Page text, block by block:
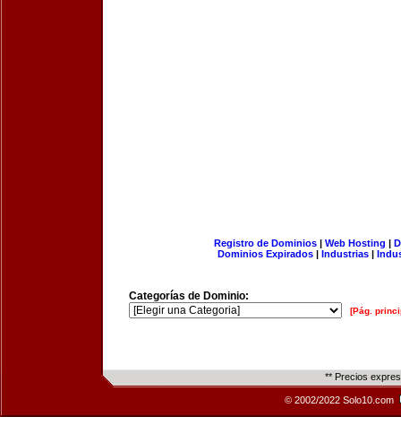
Registro de Dominios| Web Hosting |
Dominios Expirados | Industrias |
Categorías de Dominio:
[Pág.
** Precios
© 2002/2022 Solo10.com